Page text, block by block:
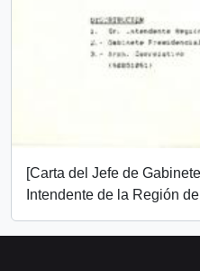
[Carta del Jefe de
Intendente de la Región